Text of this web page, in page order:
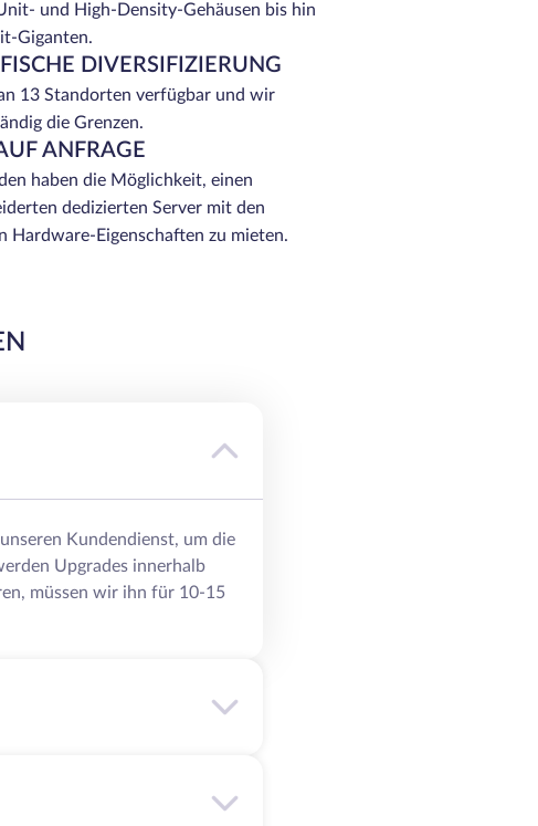
und High-Density-Gehäusen bis hin
Giganten.
DIVERSIFIZIERUNG
13 Standorten verfügbar und wir
die Grenzen.
ANFRAGE
haben die Möglichkeit, einen
dedizierten Server mit den
Hardware-Eigenschaften zu mieten.
Kundendienst, um die
Upgrades innerhalb
müssen wir ihn für 10-15